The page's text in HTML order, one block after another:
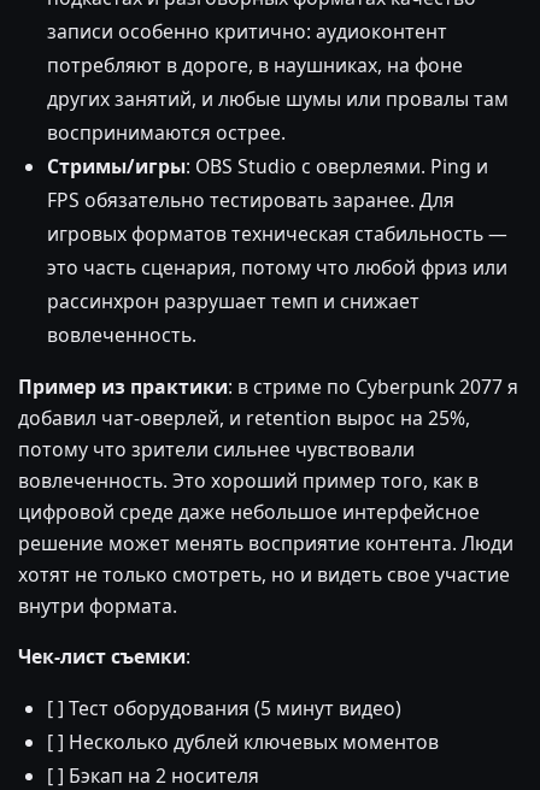
записи особенно критично: аудиоконтент
потребляют в дороге, в наушниках, на фоне
других занятий, и любые шумы или провалы там
воспринимаются острее.
Стримы/игры: OBS Studio с оверлеями. Ping и
FPS обязательно тестировать заранее. Для
игровых форматов техническая стабильность —
это часть сценария, потому что любой фриз или
рассинхрон разрушает темп и снижает
вовлеченность.
Пример из практики: в стриме по Cyberpunk 2077 я
добавил чат-оверлей, и retention вырос на 25%,
потому что зрители сильнее чувствовали
вовлеченность. Это хороший пример того, как в
цифровой среде даже небольшое интерфейсное
решение может менять восприятие контента. Люди
хотят не только смотреть, но и видеть свое участие
внутри формата.
Чек-лист съемки:
[ ] Тест оборудования (5 минут видео)
[ ] Несколько дублей ключевых моментов
[ ] Бэкап на 2 носителя